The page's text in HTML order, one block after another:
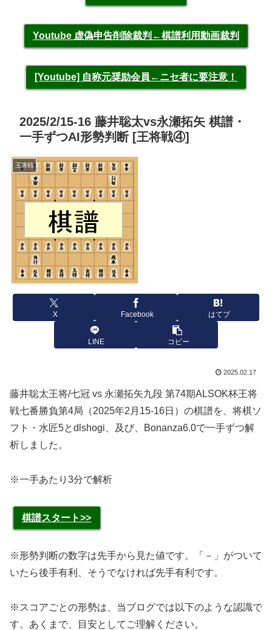
Youtube 虚偽申告削除裁判←棋譜利用動画裁判
[Youtube] 自称元奨励会員←ニセ者に要注意！
2025/2/15-16 藤井聡太vs永瀬拓矢 棋譜・
一手ずつAI形勢判断 [王将戦④]
王将戦
X Facebook はてブ
LINE コピー
2025.02.17
藤井聡太王将/七冠 vs 永瀬拓矢九段 第74期ALSOK杯王将
戦七番勝負第4局（2025年2月15-16日）の棋譜を、将棋ソ
フト・水匠5とdlshogi、及び、Bonanza6.0で一手ずつ解
析しました。
※一手あたり3分で解析
棋譜スタート>>
※形勢判断の数字は先手から見た値です。「－」がついて
いたら後手有利、そうでなければ先手有利です。
※スコアごとの形勢は、当ブログでは以下のような認識で
す。あくまで、目安としてご理解ください。